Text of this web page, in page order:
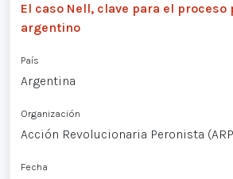
El caso Nell, clave para el
argentino
País
Argentina
Organización
Acción Revolucionaria Peronista
Fecha